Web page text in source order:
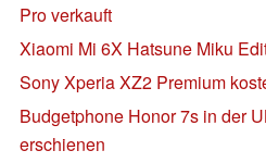
Pro verkauft
Xiaomi Mi 6X Hatsune Miku
Sony Xperia XZ2 Premium
Budgetphone Honor 7s in der
erschienen